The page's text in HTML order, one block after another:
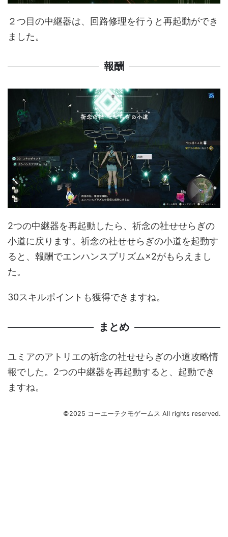
２つ目の中継器は、回路修理を行うと再起動ができ
ました。
報酬
2つの中継器を再起動したら、祈念の社せせらぎの
小道に戻ります。祈念の社せせらぎの小道を起動す
ると、報酬でエンハンスプリズム×2がもらえまし
た。
30スキルポイントも獲得できますね。
まとめ
ユミアのアトリエの祈念の社せせらぎの小道攻略情
報でした。2つの中継器を再起動すると、起動でき
ますね。
©2025 コーエーテクモゲームス All rights reserved.